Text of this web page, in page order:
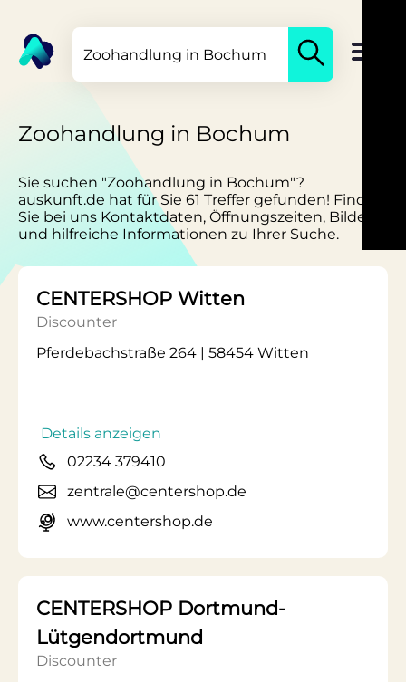
Zoohandlung in Bochum
Sie suchen "Zoohandlung in Bochum"?
auskunft.de hat für Sie 61 Treffer gefunden! Finden
Sie bei uns Kontaktdaten, Öffnungszeiten, Bilder
und hilfreiche Informationen zu Ihrer Suche.
CENTERSHOP Witten
Discounter
Pferdebachstraße 264 | 58454 Witten
Details anzeigen
02234 379410
zentrale@centershop.de
www.centershop.de
CENTERSHOP Dortmund-
Lütgendortmund
Discounter